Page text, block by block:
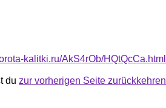
kalitki.ru/AkS4rOb/HQtQcCa.html
du zur vorherigen Seite zurückkehren